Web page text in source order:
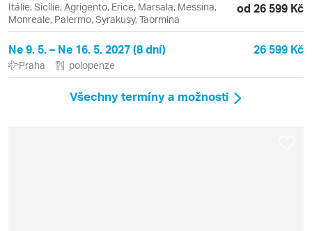
Itálie, Sicílie, Agrigento, Erice, Marsala, Messina,
Monreale, Palermo, Syrakusy, Taormina
od 26 599 Kč
Ne 9. 5. – Ne 16. 5. 2027 (8 dní) 26 599 Kč
Praha polopenze
Všechny termíny a možnosti